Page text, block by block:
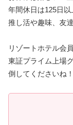
年間休日は125日以
推し活や趣味、友
リゾートホテル会
東証プライム上場
倒してくださいね！